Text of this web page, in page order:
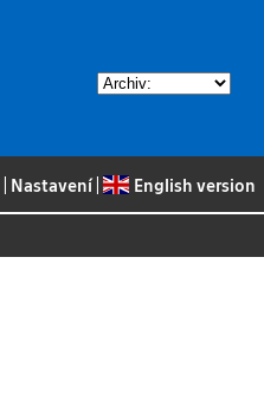
Nastavení| English version